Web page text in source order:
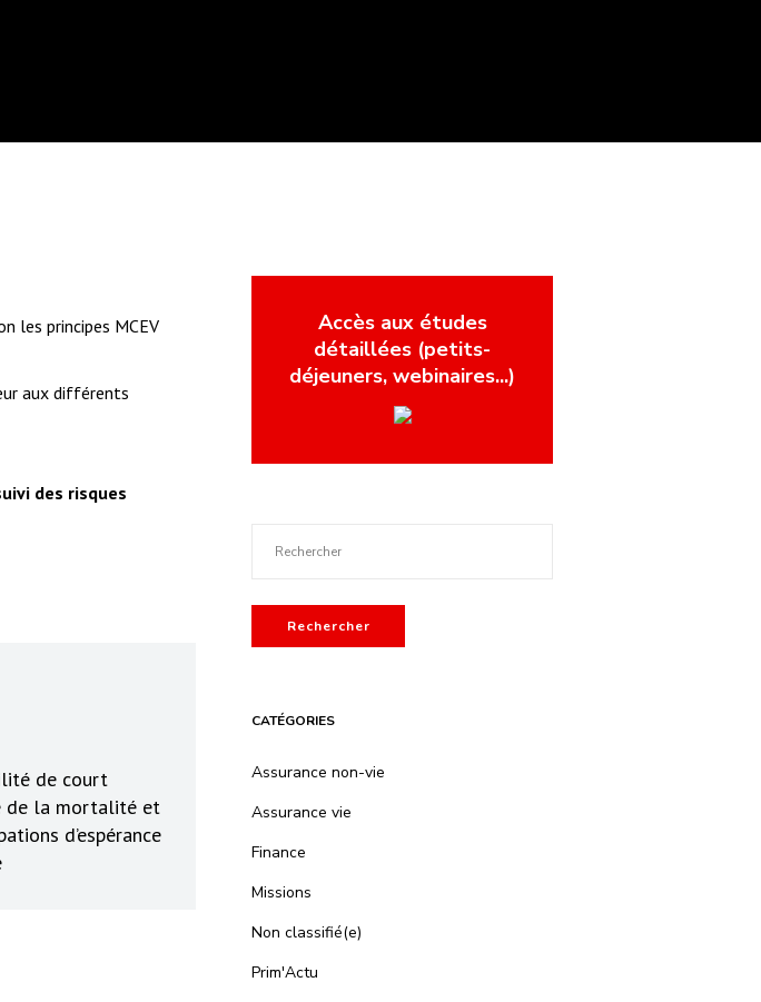
les principes MCEV
aux différents
des risques
de court
de la mortalité et
d’espérance
Accès aux études
détaillées (petits-
déjeuners, webinaires...)
Rechercher
CATÉGORIES
Assurance non-vie
Assurance vie
Finance
Missions
Non classifié(e)
Prim'Actu